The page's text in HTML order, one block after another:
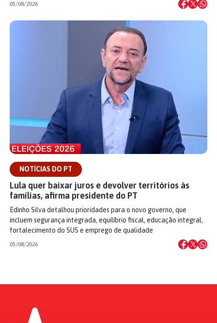
05/08/2026
NOTÍCIAS DO PT
Lula quer baixar juros e devolver territórios às
famílias, afirma presidente do PT
Edinho Silva detalhou prioridades para o novo governo, que
incluem segurança integrada, equilíbrio fiscal, educação integral,
fortalecimento do SUS e emprego de qualidade
05/08/2026